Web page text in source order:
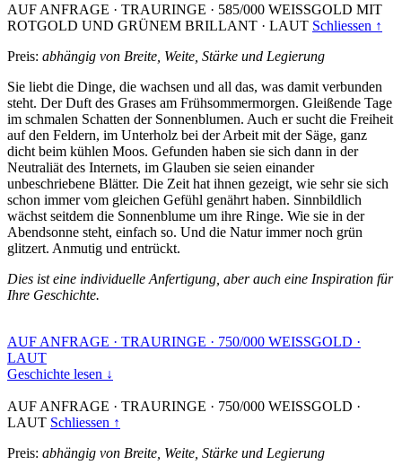
AUF ANFRAGE · TRAURINGE · 585/000 WEISSGOLD MIT
ROTGOLD UND GRÜNEM BRILLANT · LAUT Schliessen ↑
Preis: abhängig von Breite, Weite, Stärke und Legierung
Sie liebt die Dinge, die wachsen und all das, was damit verbunden
steht. Der Duft des Grases am Frühsommermorgen. Gleißende Tage
im schmalen Schatten der Sonnenblumen. Auch er sucht die Freiheit
auf den Feldern, im Unterholz bei der Arbeit mit der Säge, ganz
dicht beim kühlen Moos. Gefunden haben sie sich dann in der
Neutraliät des Internets, im Glauben sie seien einander
unbeschriebene Blätter. Die Zeit hat ihnen gezeigt, wie sehr sie sich
schon immer vom gleichen Gefühl genährt haben. Sinnbildlich
wächst seitdem die Sonnenblume um ihre Ringe. Wie sie in der
Abendsonne steht, einfach so. Und die Natur immer noch grün
glitzert. Anmutig und entrückt.
Dies ist eine individuelle Anfertigung, aber auch eine Inspiration für
Ihre Geschichte.
AUF ANFRAGE · TRAURINGE · 750/000 WEISSGOLD ·
LAUT
Geschichte lesen ↓
AUF ANFRAGE · TRAURINGE · 750/000 WEISSGOLD ·
LAUT Schliessen ↑
Preis: abhängig von Breite, Weite, Stärke und Legierung